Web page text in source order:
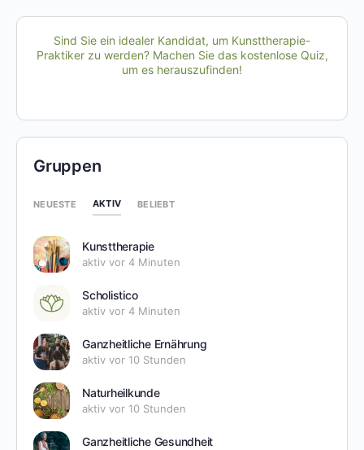
Sind Sie ein idealer Kandidat, um Kunsttherapie-
Praktiker zu werden? Machen Sie das kostenlose Quiz,
um es herauszufinden!
Gruppen
NEUESTE AKTIV BELIEBT
Kunsttherapie
aktiv vor 4 Minuten
Scholistico
aktiv vor 4 Minuten
Ganzheitliche Ernährung
aktiv vor 10 Stunden
Naturheilkunde
aktiv vor 10 Stunden
Ganzheitliche Gesundheit